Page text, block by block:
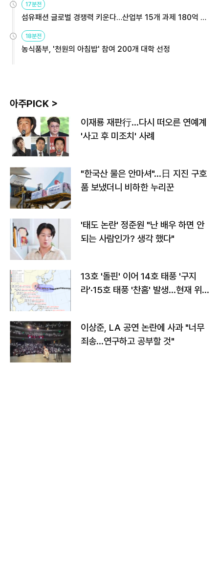
17분전
섬유패션 글로벌 경쟁력 키운다…산업부 15개 과제 180억 지
원
18분전
농식품부, '천원의 아침밥' 참여 200개 대학 선정
아주PICK >
이재룡 재판行…다시 떠오른 연예계
'사고 후 미조치' 사례
"한국산 물은 안마셔"…日 지진 구호
품 보냈더니 비하한 누리꾼
'태도 논란' 정준원 "난 배우 하면 안
되는 사람인가? 생각 했다"
13호 '돌핀' 이어 14호 태풍 '구지
라'·15호 태풍 '찬홈' 발생…현재 위
이상준, LA 공연 논란에 사과 "너무
죄송…연구하고 공부할 것"